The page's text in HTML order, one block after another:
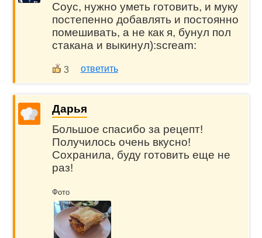
Соус, нужно уметь готовить, и муку
постепенно добавлять и постоянно
помешивать, а не как я, бунул пол
стакана и выкинул):scream:
3 ответить
Дарья
Большое спасибо за рецепт!
Получилось очень вкусно!
Сохранила, буду готовить еще не
раз!
Фото